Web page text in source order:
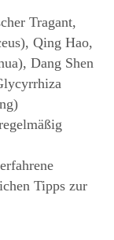
Tragant,
Qing Hao,
Dang Shen
Tipps zur